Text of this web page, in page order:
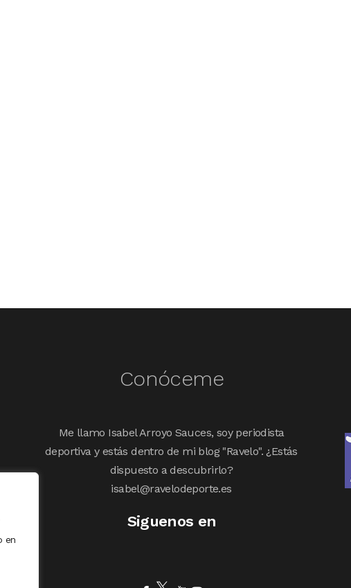
en
Conóceme
Me llamo Isabel Arroyo Sauces, soy periodista
deportiva y estás dentro de mi blog "Ravelo". ¿Estás
dispuesto a descubrirlo?
isabel@ravelodeporte.es
Siguenos en